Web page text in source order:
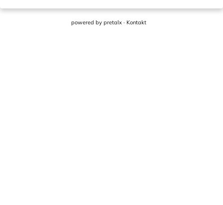
powered by pretalx· Kontakt